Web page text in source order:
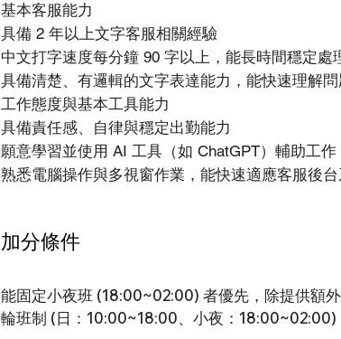
基本客服能力
具備 2 年以上文字客服相關經驗
中文打字速度每分鐘 90 字以上，能長時間穩定處
具備清楚、有邏輯的文字表達能力，能快速理解
工作態度與基本工具能力
具備責任感、自律與穩定出勤能力
願意學習並使用 AI 工具（如 ChatGPT）輔助工作
熟悉電腦操作與多視窗作業，能快速適應客服後
​加分條件
能固定小夜班 (18:00~02:00) 者優先，除提供額
輪班制 (日：10:00~18:00、小夜：18:00~02:00)